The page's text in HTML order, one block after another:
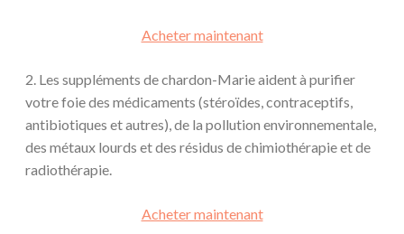
Acheter maintenant
2. Les suppléments de chardon-Marie aident à purifier
votre foie des médicaments (stéroïdes, contraceptifs,
antibiotiques et autres), de la pollution environnementale,
des métaux lourds et des résidus de chimiothérapie et de
radiothérapie.
Acheter maintenant